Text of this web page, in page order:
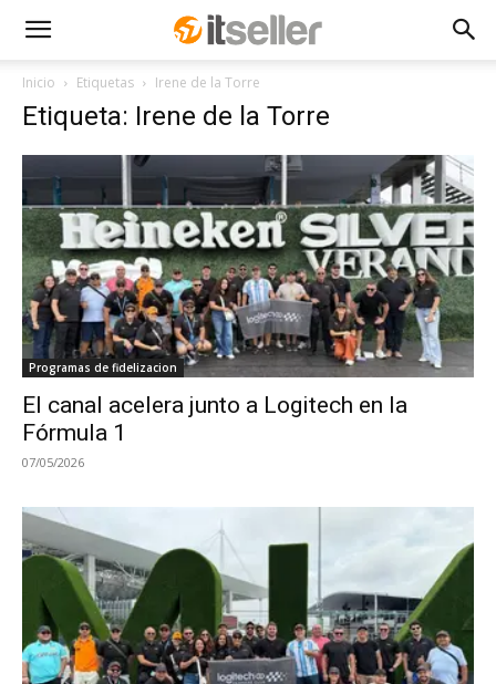
Inicio Etiquetas Irene de la Torre
Etiqueta: Irene de la Torre
Programas de fidelizacion
El canal acelera junto a Logitech en la
Fórmula 1
07/05/2026